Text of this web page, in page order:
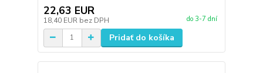
22,63 EUR
18,40 EUR bez DPH do 3-7 dní
Pridať do košíka